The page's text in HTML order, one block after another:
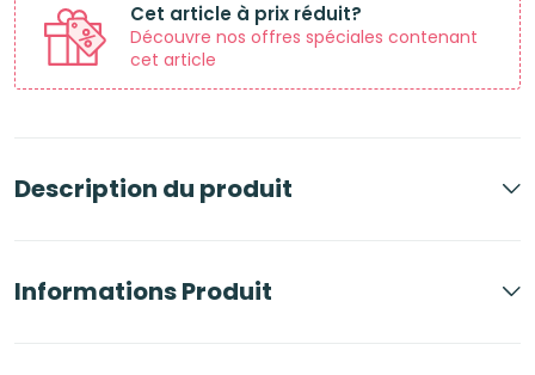
Cet article à prix réduit?
Découvre nos offres spéciales contenant
cet article
Description du produit
Informations Produit